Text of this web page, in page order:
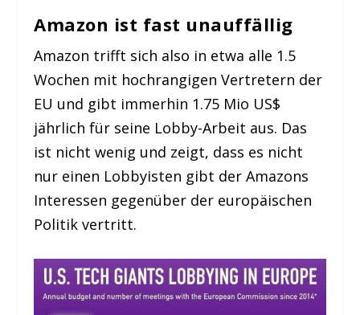
Amazon ist fast unauffällig
Amazon trifft sich also in etwa alle 1.5
Wochen mit hochrangigen Vertretern der
EU und gibt immerhin 1.75 Mio US$
jährlich für seine Lobby-Arbeit aus. Das
ist nicht wenig und zeigt, dass es nicht
nur einen Lobbyisten gibt der Amazons
Interessen gegenüber der europäischen
Politik vertritt.